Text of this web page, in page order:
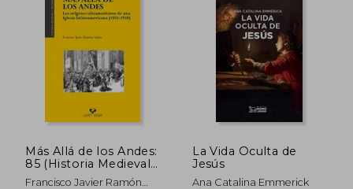
55% S/ 95,34 55%
Más Allá de los Andes:
85 (Historia Medieval
y Moderna)
Francisco Javier Ramón
La Vida Oculta de
Jesús
Ana Catalina Emmerick